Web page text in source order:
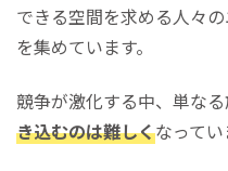
できる空間を求める人々
を集めています。
競争が激化する中、単な
き込むのは難しくなってい